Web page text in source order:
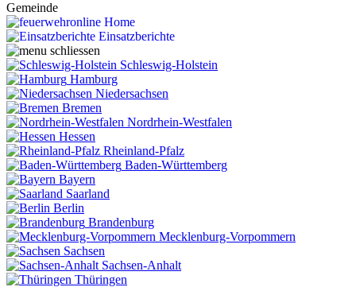
Gemeinde
Home
Einsatzberichte
Schleswig-Holstein
Hamburg
Niedersachsen
Bremen
Nordrhein-Westfalen
Hessen
Rheinland-Pfalz
Baden-Württemberg
Bayern
Saarland
Berlin
Brandenburg
Mecklenburg-Vorpommern
Sachsen
Sachsen-Anhalt
Thüringen